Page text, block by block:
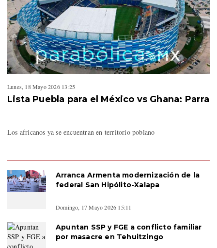
Lunes, 18 Mayo 2026 13:25
Lista Puebla para el México vs Ghana: Parra
Los africanos ya se encuentran en territorio poblano
Arranca Armenta modernización de la
federal San Hipólito-Xalapa
Domingo, 17 Mayo 2026 15:11
Apuntan SSP y FGE a conflicto familiar
por masacre en Tehuitzingo